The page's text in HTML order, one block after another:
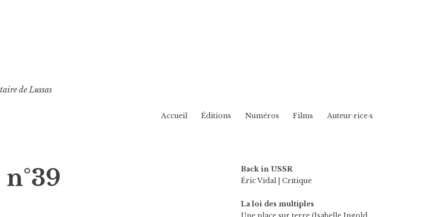
de Lussas
Accueil Éditions Numéros Films Auteur·rice·s
Back in USSR
Éric Vidal
| Critique
La loi des multiples